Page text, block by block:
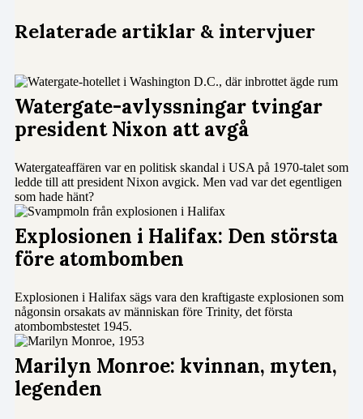
Relaterade artiklar & intervjuer
Watergate-avlyssningar tvingar
president Nixon att avgå
Watergateaffären var en politisk skandal i USA på 1970-talet som
ledde till att president Nixon avgick. Men vad var det egentligen
som hade hänt?
Explosionen i Halifax: Den största
före atombomben
Explosionen i Halifax sägs vara den kraftigaste explosionen som
någonsin orsakats av människan före Trinity, det första
atombombstestet 1945.
Marilyn Monroe: kvinnan, myten,
legenden